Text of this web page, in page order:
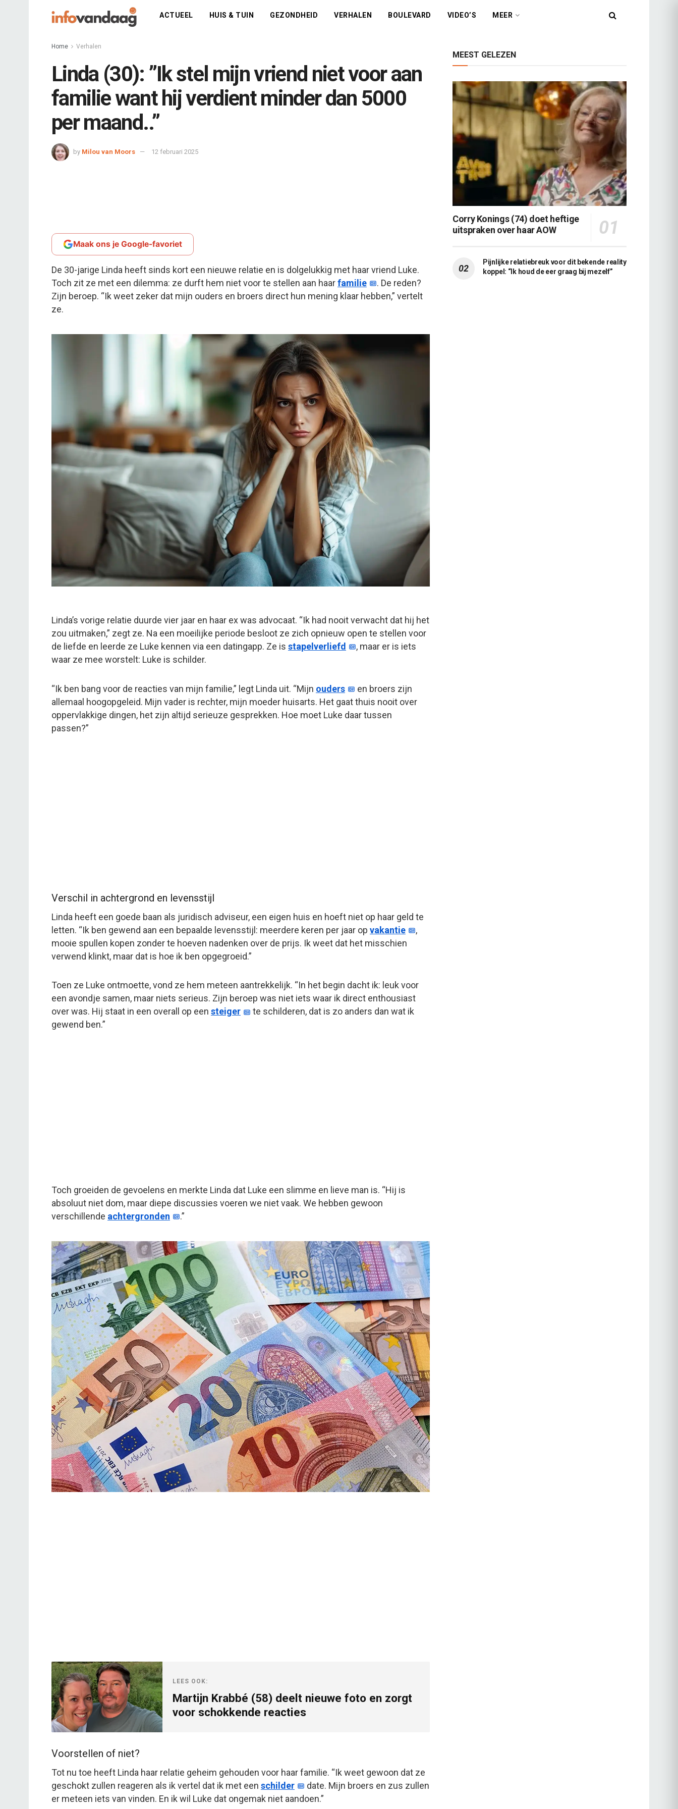
ACTUEEL HUIS & TUIN GEZONDHEID VERHALEN BOULEVARD VIDEO’S MEER
Home Verhalen
Linda (30): ”Ik stel mijn vriend niet voor aan
familie want hij verdient minder dan 5000
per maand..”
by Milou van Moors 12 februari 2025
Maak ons je Google-favoriet
De 30-jarige Linda heeft sinds kort een nieuwe relatie en is dolgelukkig met haar vriend Luke.
Toch zit ze met een dilemma: ze durft hem niet voor te stellen aan haarfamilie
. De reden?
Zijn beroep. “Ik weet zeker dat mijn ouders en broers direct hun mening klaar hebben,” vertelt
ze.
Linda’s vorige relatie duurde vier jaar en haar ex was advocaat. “Ik had nooit verwacht dat hij het
zou uitmaken,” zegt ze. Na een moeilijke periode besloot ze zich opnieuw open te stellen voor
de liefde en leerde ze Luke kennen via een datingapp. Ze is stapelverliefd
, maar er is iets
waar ze mee worstelt: Luke is schilder.
“Ik ben bang voor de reacties van mijn familie,” legt Linda uit. “Mijn ouders
en broers zijn
allemaal hoogopgeleid. Mijn vader is rechter, mijn moeder huisarts. Het gaat thuis nooit over
oppervlakkige dingen, het zijn altijd serieuze gesprekken. Hoe moet Luke daar tussen
passen?”
Verschil in achtergrond en levensstijl
Linda heeft een goede baan als juridisch adviseur, een eigen huis en hoeft niet op haar geld te
letten. “Ik ben gewend aan een bepaalde levensstijl: meerdere keren per jaar op vakantie
,
mooie spullen kopen zonder te hoeven nadenken over de prijs. Ik weet dat het misschien
verwend klinkt, maar dat is hoe ik ben opgegroeid.”
Toen ze Luke ontmoette, vond ze hem meteen aantrekkelijk. “In het begin dacht ik: leuk voor
een avondje samen, maar niets serieus. Zijn beroep was niet iets waar ik direct enthousiast
over was. Hij staat in een overall op een steiger
te schilderen, dat is zo anders dan wat ik
gewend ben.”
Toch groeiden de gevoelens en merkte Linda dat Luke een slimme en lieve man is. “Hij is
absoluut niet dom, maar diepe discussies voeren we niet vaak. We hebben gewoon
verschillende achtergronden .”
LEES OOK:
Martijn Krabbé (58) deelt nieuwe foto en zorgt
voor schokkende reacties
Voorstellen of niet?
Tot nu toe heeft Linda haar relatie geheim gehouden voor haar familie. “Ik weet gewoon dat ze
geschokt zullen reageren als ik vertel dat ik met een schilder
date. Mijn broers en zus zullen
er meteen iets van vinden. En ik wil Luke dat ongemak niet aandoen.”
MEEST GELEZEN
Corry Konings (74) doet heftige
uitspraken over haar AOW
Pijnlijke relatiebreuk voor dit bekende reality
koppel: “Ik houd de eer graag bij mezelf”